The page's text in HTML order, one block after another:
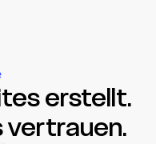
erstellt.
vertrauen.